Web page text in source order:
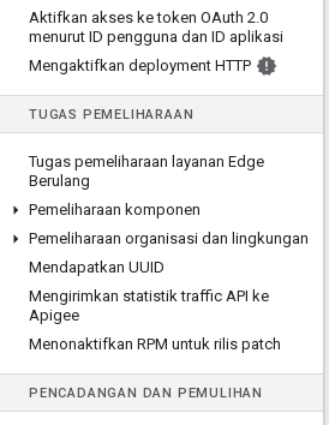
Aktifkan akses ke token OAuth 2.0
menurut ID pengguna dan ID aplikasi
Mengaktifkan deployment HTTP
TUGAS PEMELIHARAAN
Tugas pemeliharaan layanan Edge
Berulang
Pemeliharaan komponen
Pemeliharaan organisasi dan lingkungan
Mendapatkan UUID
Mengirimkan statistik traffic API ke
Apigee
Menonaktifkan RPM untuk rilis patch
PENCADANGAN DAN PEMULIHAN